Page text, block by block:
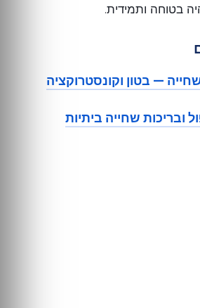
בטוחה ותמידית.
— בטון וקונסטרוקציה
ובריכות שחייה ביתיות